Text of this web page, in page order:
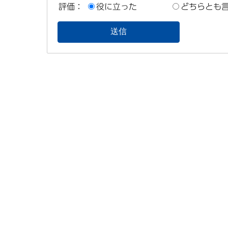
評価： 役に立った どちらとも